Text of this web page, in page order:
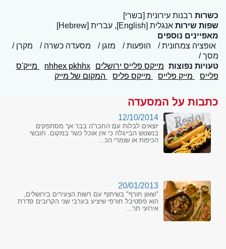
כשרות רבנות עירונית [בשרי]
שפות שירות אנגלית [English], עברית [Hebrew]
מאפיינים נוספים
אופציה צמחונית
הופעות מזגן מסעדה כשרה
מקרן /
מסך
טעויות נפוצות מייקס פלייס ירושלים nhhex pkhhx
מייק'ס
פלייס
מייק פלייס מייקס פליס המקום של מייק
כתבות על המסעדה
12/10/2014
יוצאים לבלות עם החבר'ה בבר אך מסתפקים
בנשנוש הבייגלה כי אין אוכל כשר במקום. חובשי
הכיפות או שומרי הכ...
20/01/2013
"שאון חורף" בשיתוף עם רשות הצעירים בירושלים,
הוא פסטיבל חורפי שיציע בערבי שני הקרובים סדרת
אירועי תר...